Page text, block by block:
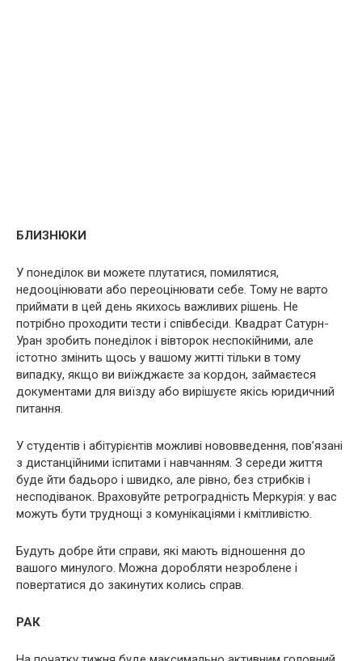
БЛИЗНЮКИ
У понеділок ви можете плутатися, помилятися,
недооцінювати або переоцінювати себе. Тому не варто
приймати в цей день якихось важливих рішень. Не
потрібно проходити тести і співбесіди. Квадрат Сатурн-
Уран зробить понеділок і вівторок неспокійними, але
істотно змінить щось у вашому житті тільки в тому
випадку, якщо ви виїжджаєте за кордон, займаєтеся
документами для виїзду або вирішуєте якісь юридичний
питання.
У студентів і абітурієнтів можливі нововведення, пов’язані
з дистанційними іспитами і навчанням. З середи життя
буде йти бадьоро і швидко, але рівно, без стрибків і
несподіванок. Враховуйте ретроградність Меркурія: у вас
можуть бути труднощі з комунікаціями і кмітливістю.
Будуть добре йти справи, які мають відношення до
вашого минулого. Можна доробляти незроблене і
повертатися до закинутих колись справ.
РАК